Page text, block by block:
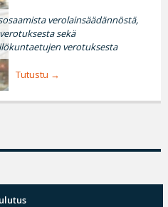
verolainsäädännöstä,
sekä
verotuksesta
Tutustu